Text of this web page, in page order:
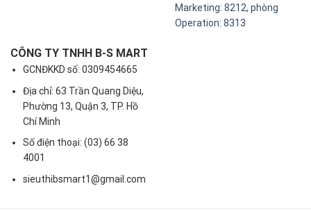
Marketing: 8212, phòng
Operation: 8313
CÔNG TY TNHH B-S MART
GCNĐKKD số: 0309454665
Địa chỉ: 63 Trần Quang Diệu,
Phường 13, Quận 3, TP. Hồ
Chí Minh
Số điện thoại: (03) 66 38
4001
sieuthibsmart1@gmail.com